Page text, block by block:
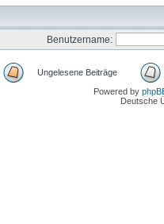
Benutzername:
Ungelesene Beiträge
Powered by
Deutsche